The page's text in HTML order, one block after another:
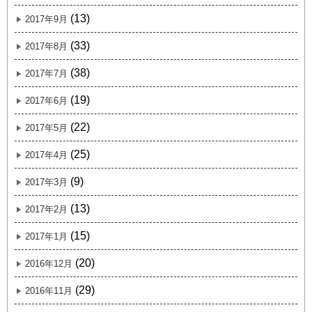
2017年9月 (13)
2017年8月 (33)
2017年7月 (38)
2017年6月 (19)
2017年5月 (22)
2017年4月 (25)
2017年3月 (9)
2017年2月 (13)
2017年1月 (15)
2016年12月 (20)
2016年11月 (29)